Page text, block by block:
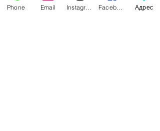
Недавние посты Смотреть все
Phone Email Адрес